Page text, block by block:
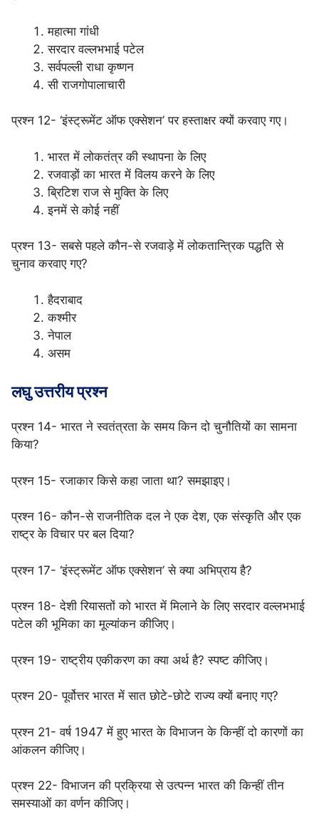
महात्मा गांधी
सरदार वल्लभभाई पटेल
सर्वपल्ली राधा कृष्णन
सी राजगोपालाचारी
प्रश्न 12- ‘इंस्ट्रूमेंट ऑफ एक्सेशन’ पर हस्ताक्षर क्यों करवाए गए।
भारत में लोकतंत्र की स्थापना के लिए
रजवाड़ों का भारत में विलय करने के लिए
ब्रिटिश राज से मुक्ति के लिए
इनमें से कोई नहीं
प्रश्न 13- सबसे पहले कौन-से रजवाड़े में लोकतान्त्रिक पद्धति से
चुनाव करवाए गए?
हैदराबाद
कश्मीर
नेपाल
असम
लघु उत्तरीय प्रश्न
प्रश्न 14- भारत ने स्वतंत्रता के समय किन दो चुनौतियों का सामना
किया?
प्रश्न 15- रजाकार किसे कहा जाता था? समझाइए।
प्रश्न 16- कौन-से राजनीतिक दल ने एक देश, एक संस्कृति और एक
राष्ट्र के विचार पर बल दिया?
प्रश्न 17- ‘इंस्ट्रूमेंट ऑफ एक्सेशन’ से क्या अभिप्राय है?
प्रश्न 18- देशी रियासतों को भारत में मिलाने के लिए सरदार वल्लभभाई
पटेल की भूमिका का मूल्यांकन कीजिए।
प्रश्न 19- राष्ट्रीय एकीकरण का क्या अर्थ है? स्पष्ट कीजिए।
प्रश्न 20- पूर्वोत्तर भारत में सात छोटे-छोटे राज्य क्यों बनाए गए?
प्रश्न 21- वर्ष 1947 में हुए भारत के विभाजन के किन्हीं दो कारणों का
आंकलन कीजिए।
प्रश्न 22- विभाजन की प्रक्रिया से उत्पन्न भारत की किन्हीं तीन
समस्याओं का वर्णन कीजिए।